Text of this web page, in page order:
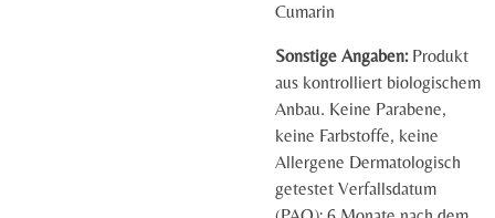
Cumarin
Sonstige Angaben: Produkt
aus kontrolliert biologischem
Anbau. Keine Parabene,
keine Farbstoffe, keine
Allergene Dermatologisch
getestet Verfallsdatum